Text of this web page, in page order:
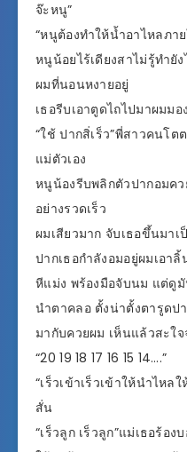
จ๊ะหนู”
“หนูต้องทำให้น้ำอาไหลภาย
หนูน้อยไร้เดียงสาไม่รู้ทำยั
ผมที่นอนหงายอยู่
เธอรีบเอาตูดไถไปมาผมม
“ใช้ ปากสิ่เร็ว”พี่สาวคนโ
แม่ตัวเอง
หนูน้องรีบพลิกตัวปากอมคว
อย่างรวดเร็ว
ผมเสียวมาก จับเธอขึ้นมา
ปากเธอกำลังอมอยู่ผมเอาลิ้
หีแม่ง พร้องมือจับนม แต่ดู
นำตาคลอ ตั้งน่าตั้งตารูดป
มากับควยผม เห็นแล้วสะใจ
“20 19 18 17 16 15 14….”
“เร็วเข้าเร็วเข้าให้นำไหล
สั่น
“เร็วลูก เร็วลูก”แม่เธอร้อ